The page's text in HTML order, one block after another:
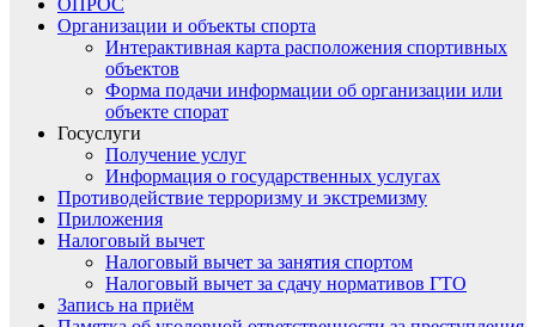
ОПРОС
Организации и объекты спорта
Интерактивная карта расположения спортивных
объектов
Форма подачи информации об организации или
объекте спорат
Госуслуги
Получение услуг
Информация о государственных услугах
Противодействие терроризму и экстремизму
Приложения
Налоговый вычет
Налоговый вычет за занятия спортом
Налоговый вычет за сдачу нормативов ГТО
Запись на приём